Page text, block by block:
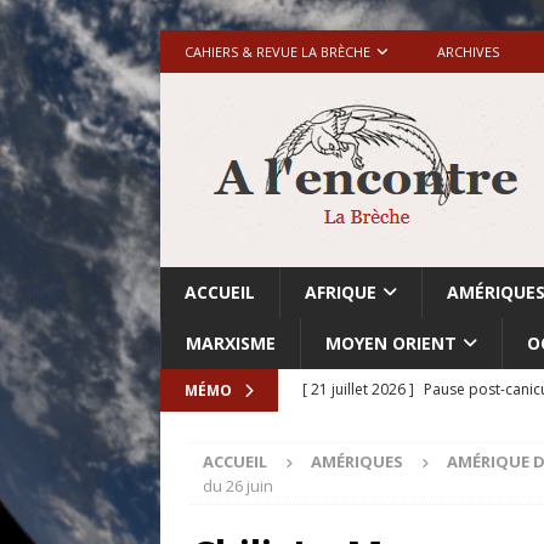
CAHIERS & REVUE LA BRÈCHE ARCHIVES
ACCUEIL AFRIQUE AMÉRIQUES
MARXISME MOYEN ORIENT
MÉMO [ 21 juillet 2026 ] Pause post-
[ 18 juillet 2026 ]
Israël-Palestine.
ACCUEIL AMÉRIQUES AMÉRIQUE
du 26 juin